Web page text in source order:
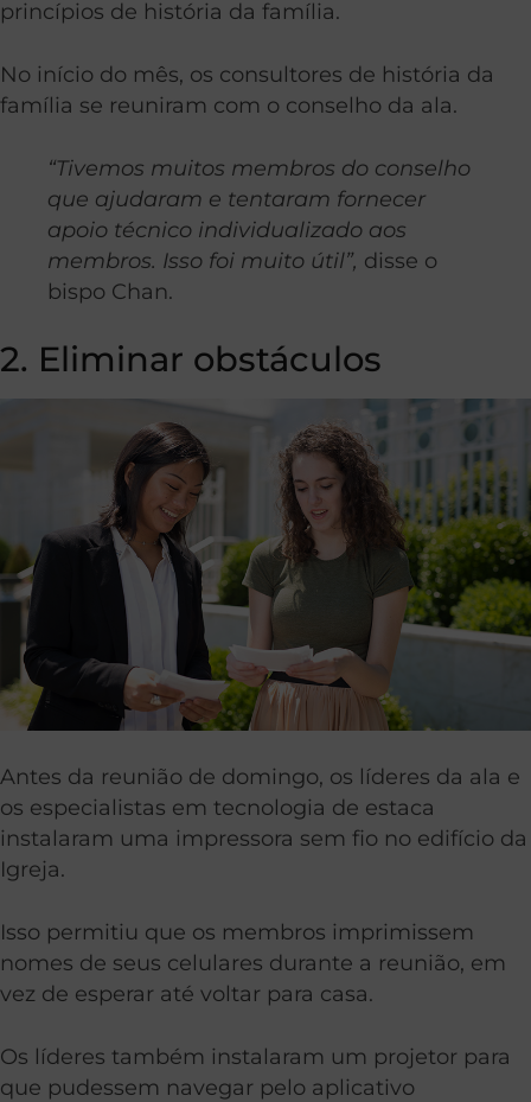
princípios de história da família.
No início do mês, os consultores de história da
família se reuniram com o conselho da ala.
“Tivemos muitos membros do conselho
que ajudaram e tentaram fornecer
apoio técnico individualizado aos
membros. Isso foi muito útil”, disse o
bispo Chan.
2. Eliminar obstáculos
Antes da reunião de domingo, os líderes da ala e
os especialistas em tecnologia de estaca
instalaram uma impressora sem fio no edifício da
Igreja.
Isso permitiu que os membros imprimissem
nomes de seus celulares durante a reunião, em
vez de esperar até voltar para casa.
Os líderes também instalaram um projetor para
que pudessem navegar pelo aplicativo